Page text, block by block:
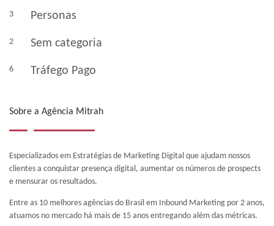
3 Personas
2 Sem categoria
6 Tráfego Pago
Sobre a Agência Mitrah
Especializados em Estratégias de Marketing Digital que ajudam nossos
clientes a conquistar presença digital, aumentar os números de prospects
e mensurar os resultados.
Entre as 10 melhores agências do Brasil em Inbound Marketing por 2 anos,
atuamos no mercado há mais de 15 anos entregando além das métricas.